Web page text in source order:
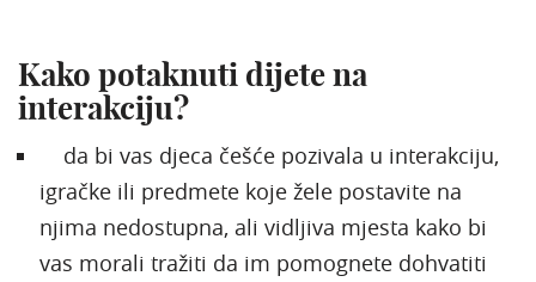
Kako potaknuti dijete na
interakciju?
da bi vas djeca češće pozivala u interakciju,
igračke ili predmete koje žele postavite na
njima nedostupna, ali vidljiva mjesta kako bi
vas morali tražiti da im pomognete dohvatiti